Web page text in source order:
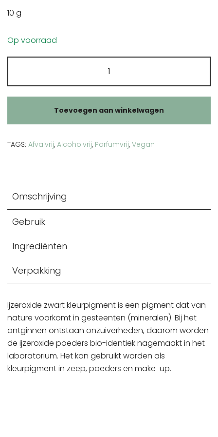
10 g
Op voorraad
zwart
kleurpigment
Toevoegen aan winkelwagen
TAGS: Afvalvrij, Alcoholvrij, Parfumvrij, Vegan
Omschrijving
Gebruik
Ingrediënten
Verpakking
Ijzeroxide zwart kleurpigment is een pigment dat van
nature voorkomt in gesteenten (mineralen). Bij het
ontginnen ontstaan onzuiverheden, daarom worden
de ijzeroxide poeders bio-identiek nagemaakt in het
laboratorium. Het kan gebruikt worden als
kleurpigment in zeep, poeders en make-up.